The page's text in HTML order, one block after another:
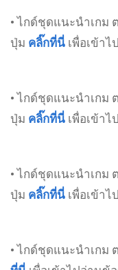
• ไกด์ชุดแนะนำเกม
ปุ่ม คลิ๊กที่นี่ เพื่อเข้า
• ไกด์ชุดแนะนำเกม
ปุ่ม คลิ๊กที่นี่ เพื่อเข้า
• ไกด์ชุดแนะนำเกม
ปุ่ม คลิ๊กที่นี่ เพื่อเข้า
• ไกด์ชุดแนะนำเกม